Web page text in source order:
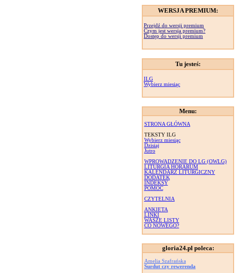
WERSJA PREMIUM:
Przejdź do wersji premium
Czym jest wersja premium?
Dostęp do wersji premium
Tu jesteś:
ILG
Wybierz miesiąc
Menu:
STRONA GŁÓWNA
TEKSTY ILG
Wybierz miesiąc
Dzisiaj
Jutro
WPROWADZENIE DO LG (OWLG)
LITURGIA HORARUM
KALENDARZ LITURGICZNY
DODATEK
INDEKSY
POMOC
CZYTELNIA
ANKIETA
LINKI
WASZE LISTY
CO NOWEGO?
gloria24.pl poleca:
Amelia Szafrańska
Surdut czy rewerenda